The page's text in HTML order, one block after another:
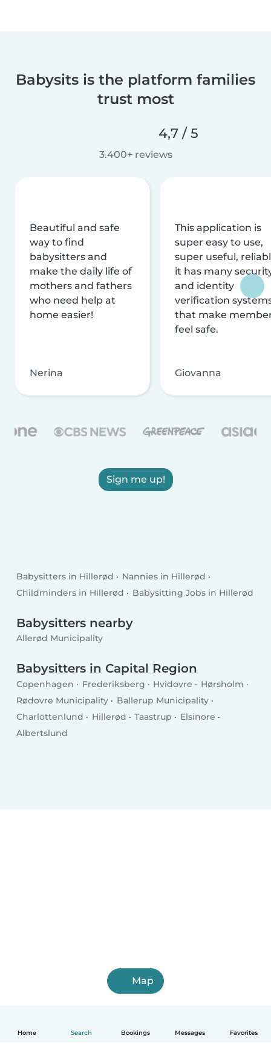
Home Search Bookings Messages Favorites
Babysits is the platform families
trust most
4,7 / 5
3.400+ reviews
Beautiful and safe
way to find
babysitters and
make the daily life of
mothers and fathers
who need help at
home easier!
Nerina
This application is
super easy to use,
super useful,
it has many
and identity
verification
that make
feel safe.
Giovanna
Sign me up!
Babysitters in Hillerød
Nannies in Hillerød
Childminders in Hillerød
Babysitting Jobs in Hillerød
Babysitters nearby
Allerød Municipality
Babysitters in Capital Region
Copenhagen Frederiksberg Hvidovre
Hørsholm
Rødovre Municipality
Ballerup Municipality
Charlottenlund
Hillerød Taastrup
Elsinore
Albertslund
Map